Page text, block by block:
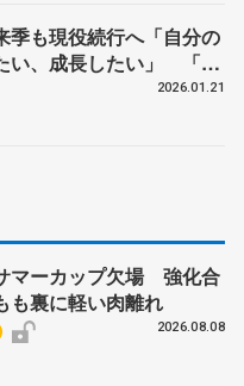
季も現役続行へ「自分の
い、成長したい」 「チ
ップのメダルないし、僕
2026.01.21
マーカップ欠場 強化合
も裏に軽い肉離れ
2026.08.08